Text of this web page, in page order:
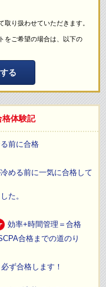
取り扱わせていただきます。
をご希望の場合は、以下の
る
体験記
前に合格
める前に一気に合格して
た。
効率+時間管理＝合格
合格までの道のり
ず合格します！